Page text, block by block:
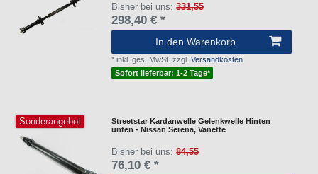
Bisher bei uns:331,55
298,40 € *
In den Warenkorb
*inkl. ges. MwSt. zzgl.Versandkosten
Sofort lieferbar: 1-2 Tage*
Sonderangebot
Streetstar Kardanwelle Gelenkwelle Hinten
unten - Nissan Serena, Vanette
Bisher bei uns:84,55
76,10 € *